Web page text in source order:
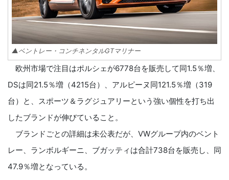
▲ベントレー・コンチネンタルGTマリナー
欧州市場で注目はポルシェが6778台を販売して同1.5％増、
DSは同21.5％増（4215台）、アルピーヌ同121.5％増（319
台）と、スポーツ＆ラグジュアリーという強い個性を打ち出
したブランドが伸びていること。
ブランドごとの詳細は未公表だが、VWグループ内のベント
レー、ランボルギーニ、ブガッティは合計738台を販売し、同
47.9％増となっている。